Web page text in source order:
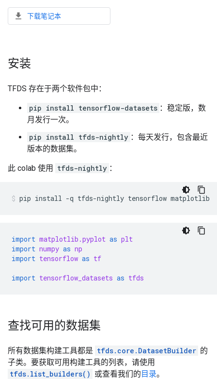
下载笔记本
安装
TFDS 存在于两个软件包中：
pip install tensorflow-datasets ：稳定版，数
月发行一次。
pip install tfds-nightly ：每天发行，包含最近
版本的数据集。
此 colab 使用 tfds-nightly ：
pip install -q tfds-nightly tensorflow matplotlib
import matplotlib.pyplot as plt
import numpy as np
import tensorflow as tf
import tensorflow_datasets as tfds
查找可用的数据集
所有数据集构建工具都是 tfds.core.DatasetBuilder 的
子类。要获取可用构建工具的列表，请使用
tfds.list_builders() 或查看我们的 目录。